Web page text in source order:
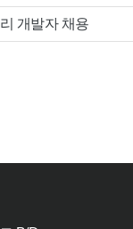
개발자 채용